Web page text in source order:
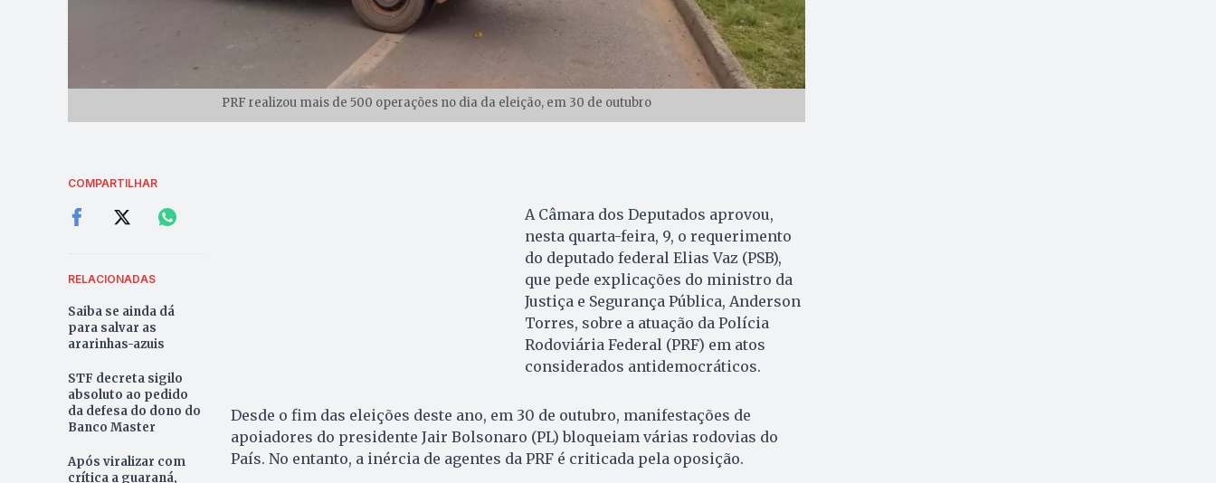
PRF realizou mais de 500 operações no dia da eleição, em 30 de outubro
COMPARTILHAR
RELACIONADAS
Saiba se ainda dá
para salvar as
ararinhas-azuis
STF decreta sigilo
absoluto ao pedido
da defesa do dono do
Banco Master
Após viralizar com
crítica a guaraná,
A Câmara dos Deputados aprovou,
nesta quarta-feira, 9, o requerimento
do deputado federal Elias Vaz (PSB),
que pede explicações do ministro da
Justiça e Segurança Pública, Anderson
Torres, sobre a atuação da Polícia
Rodoviária Federal (PRF) em atos
considerados antidemocráticos.
Desde o fim das eleições deste ano, em 30 de outubro, manifestações de
apoiadores do presidente Jair Bolsonaro (PL) bloqueiam várias rodovias do
País. No entanto, a inércia de agentes da PRF é criticada pela oposição.